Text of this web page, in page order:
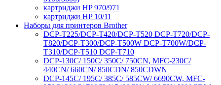
картриджи HP 970/971
картриджи HP 10/11
Наборы для принтеров Brother
DCP-T225/DCP-T420/DCP-T520 DCP-T720/DCP-
T820/DCP-T300/DCP-T500W DCP-T700W/DCP-
T310/DCP-T510 DCP-T710
DCP-130C/ 150C/ 350C/ 750CN, MFC-230C/
440CN/ 660CN/ 850CDN/ 850CDWN
DCP-145C/ 195C/ 385C/ 585CW/ 6690CW, MFC-